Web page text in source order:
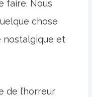
faire. Nous
chose
nostalgique et
de l’horreur